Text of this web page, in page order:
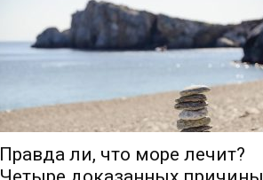
Правда ли, что море лечит?